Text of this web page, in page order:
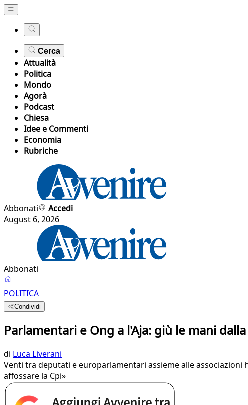
Cerca
Attualità
Politica
Mondo
Agorà
Podcast
Chiesa
Idee e Commenti
Economia
Rubriche
Abbonati
Accedi
August 6, 2026
Abbonati
POLITICA
Condividi
Parlamentari e Ong a l'Aja: giù le mani
di Luca Liverani
Venti tra deputati e europarlamentari assieme alle
affossare la Cpi»